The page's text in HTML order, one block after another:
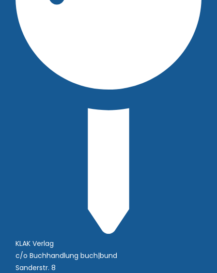
KLAK Verlag
c/o Buchhandlung buch|bund
Sanderstr. 8